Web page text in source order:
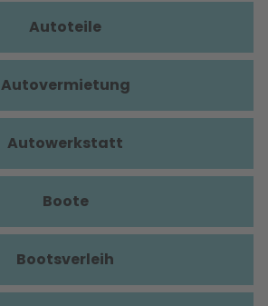
Autoteile
Autovermietung
Autowerkstatt
Boote
Bootsverleih